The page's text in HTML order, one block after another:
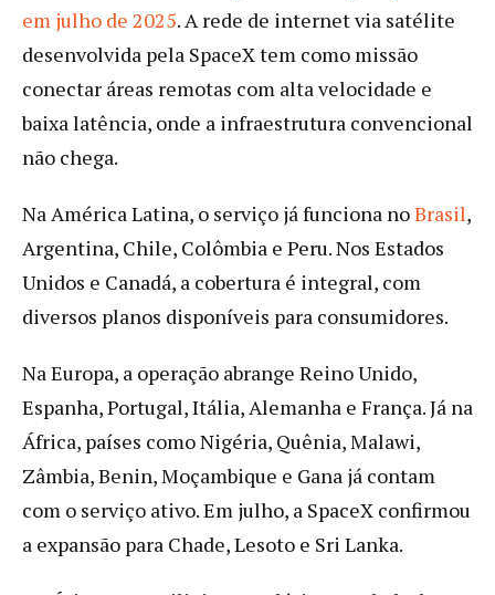
em julho de 2025. A rede de internet via satélite
desenvolvida pela SpaceX tem como missão
conectar áreas remotas com alta velocidade e
baixa latência, onde a infraestrutura convencional
não chega.
Na América Latina, o serviço já funciona noBrasil,
Argentina, Chile, Colômbia e Peru. Nos Estados
Unidos e Canadá, a cobertura é integral, com
diversos planos disponíveis para consumidores.
Na Europa, a operação abrange Reino Unido,
Espanha, Portugal, Itália, Alemanha e França. Já na
África, países como Nigéria, Quênia, Malawi,
Zâmbia, Benin, Moçambique e Gana já contam
com o serviço ativo. Em julho, a SpaceX confirmou
a expansão para Chade, Lesoto e Sri Lanka.